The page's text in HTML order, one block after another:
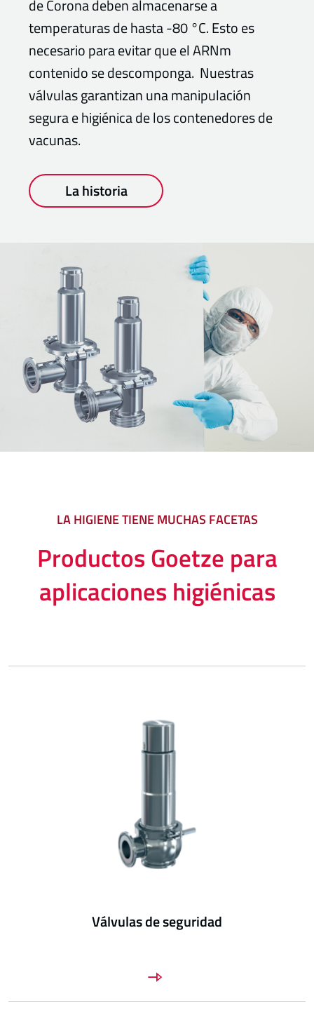
de Corona deben almacenarse a
temperaturas de hasta -80 °C. Esto es
necesario para evitar que el ARNm
contenido se descomponga. Nuestras
válvulas garantizan una manipulación
segura e higiénica de los contenedores de
vacunas.
La historia
LA HIGIENE TIENE MUCHAS FACETAS
Productos Goetze para
aplicaciones higiénicas
Válvulas de seguridad